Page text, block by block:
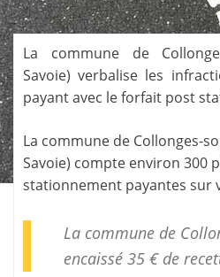
La commune de
Savoie) verbalise les
payant avec le forfait post
La commune de Collonges-
Savoie) compte environ 300
stationnement payantes sur
La commune de
encaissé 35 € de